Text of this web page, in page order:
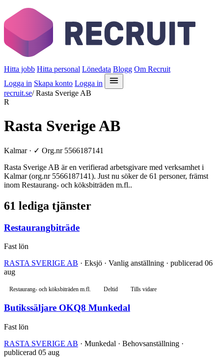
Hitta jobb Hitta personal Lönedata Blogg Om Recruit
Logga in Skapa konto Logga in
recruit.se/ Rasta Sverige AB
R
Rasta Sverige AB
Kalmar · ✓ Org.nr 5566187141
Rasta Sverige AB är en verifierad arbetsgivare med verksamhet i
Kalmar (org.nr 5566187141). Just nu söker de 61 personer, främst
inom Restaurang- och köksbiträden m.fl..
61 lediga tjänster
Restaurangbiträde
Fast lön
RASTA SVERIGE AB · Eksjö · Vanlig anställning · publicerad 06
aug
Restaurang- och köksbiträden m.fl. Deltid Tills vidare
Butikssäljare OKQ8 Munkedal
Fast lön
RASTA SVERIGE AB · Munkedal · Behovsanställning ·
publicerad 05 aug